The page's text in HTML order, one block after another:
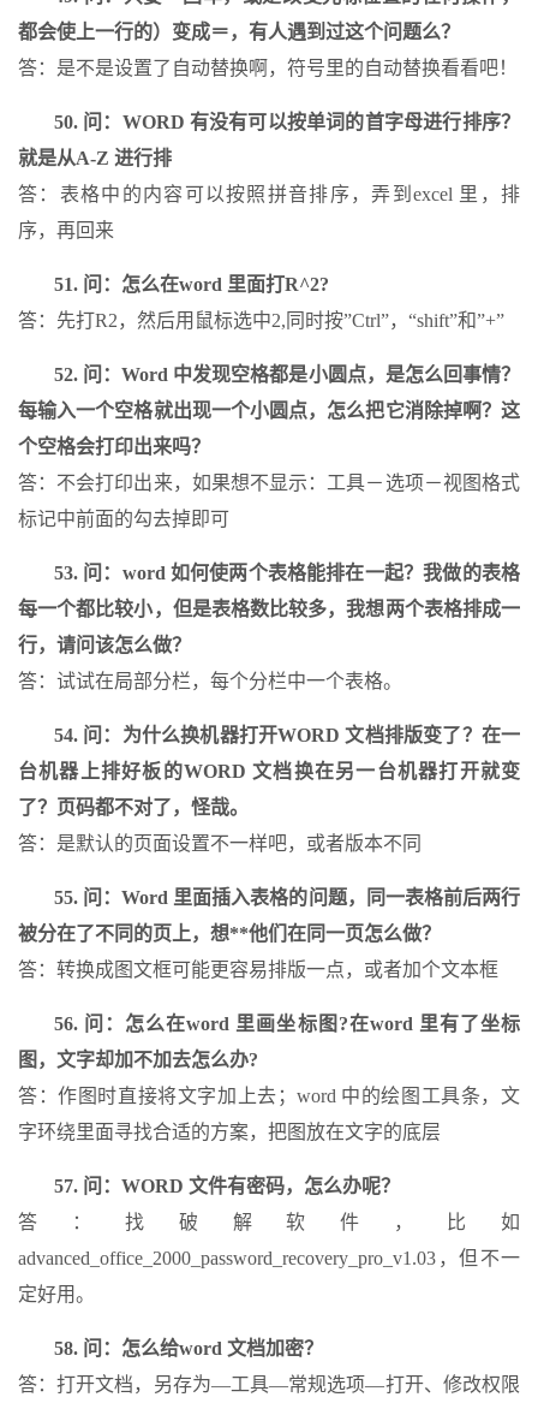
都会使上一行的）变成＝，有人遇到过这个问题么？
答：是不是设置了自动替换啊，符号里的自动替换看看吧！
50. 问：WORD 有没有可以按单词的首字母进行排序？
就是从A-Z 进行排
答：表格中的内容可以按照拼音排序，弄到excel 里，排
序，再回来
51. 问：怎么在word 里面打R^2?
答：先打R2，然后用鼠标选中2,同时按”Ctrl”，“shift”和”+”
52. 问：Word 中发现空格都是小圆点，是怎么回事情？
每输入一个空格就出现一个小圆点，怎么把它消除掉啊？这
个空格会打印出来吗？
答：不会打印出来，如果想不显示：工具－选项－视图格式
标记中前面的勾去掉即可
53. 问：word 如何使两个表格能排在一起？我做的表格
每一个都比较小，但是表格数比较多，我想两个表格排成一
行，请问该怎么做？
答：试试在局部分栏，每个分栏中一个表格。
54. 问：为什么换机器打开WORD 文档排版变了？在一
台机器上排好板的WORD 文档换在另一台机器打开就变
了？页码都不对了，怪哉。
答：是默认的页面设置不一样吧，或者版本不同
55. 问：Word 里面插入表格的问题，同一表格前后两行
被分在了不同的页上，想**他们在同一页怎么做？
答：转换成图文框可能更容易排版一点，或者加个文本框
56. 问：怎么在word 里画坐标图?在word 里有了坐标
图，文字却加不加去怎么办?
答：作图时直接将文字加上去；word 中的绘图工具条，文
字环绕里面寻找合适的方案，把图放在文字的底层
57. 问：WORD 文件有密码，怎么办呢？
答：找破解软件，比如
advanced_office_2000_password_recovery_pro_v1.03，但不一
定好用。
58. 问：怎么给word 文档加密？
答：打开文档，另存为―工具―常规选项―打开、修改权限